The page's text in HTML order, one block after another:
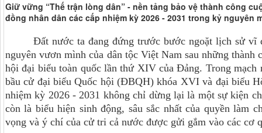
Giữ vững “Thế trận lòng dân” - nền tảng bảo vệ thành công
đồng nhân dân các cấp nhiệm kỳ 2026 - 2031 trong kỷ nguyên
Đất nước ta đang đứng trước bước ngoặt lịch sử
nguyên vươn mình của dân tộc Việt Nam sau những
hội đại biểu toàn quốc lần thứ XIV của Đảng. Trong mạch
bầu cử đại biểu Quốc hội (ĐBQH) khóa XVI và đại biểu
nhiệm kỳ 2026 - 2031 không chỉ dừng lại là một sự kiện
còn là biểu hiện sinh động, sâu sắc nhất của quyền làm
vọng và ý chí của cử tri cả nước được gửi gắm vào các cơ